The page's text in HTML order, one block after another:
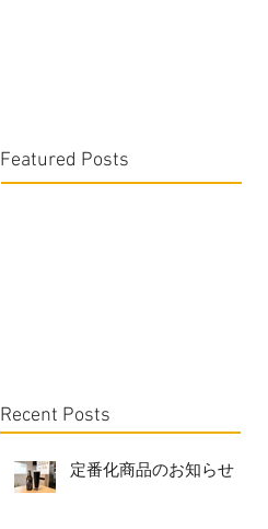
Featured Posts
Recent Posts
定番化商品のお知らせ